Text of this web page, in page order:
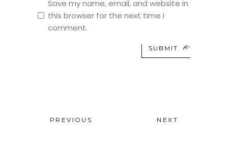
Save my name, email, and website in
this browser for the next time I
comment.
SUBMIT
PREVIOUS NEXT